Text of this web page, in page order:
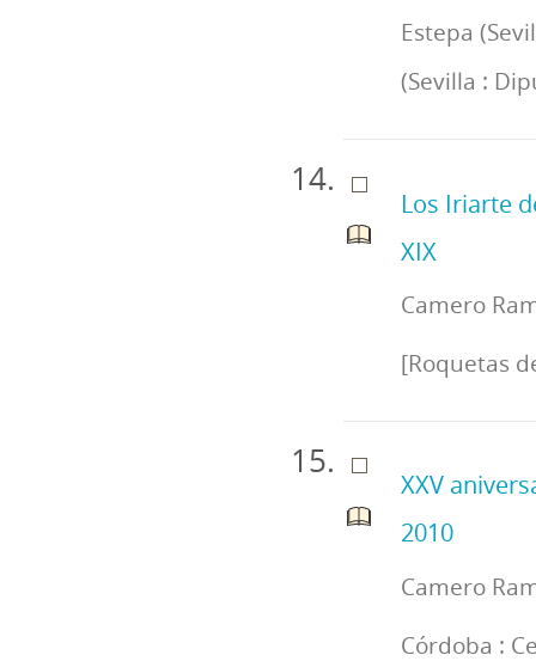
Estepa
(Sevilla :
Los Iriarte
XIX
Camero
[Roquetas
XXV
2010
Camero
Córdoba :